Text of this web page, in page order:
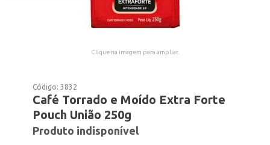
Clique na imagem para ampliar.
Código:3832
Café Torrado e Moído Extra Forte
Pouch União 250g
Produto indisponível